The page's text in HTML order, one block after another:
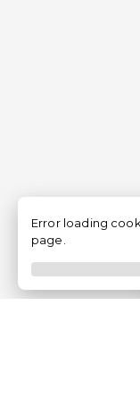
Error loading
page.